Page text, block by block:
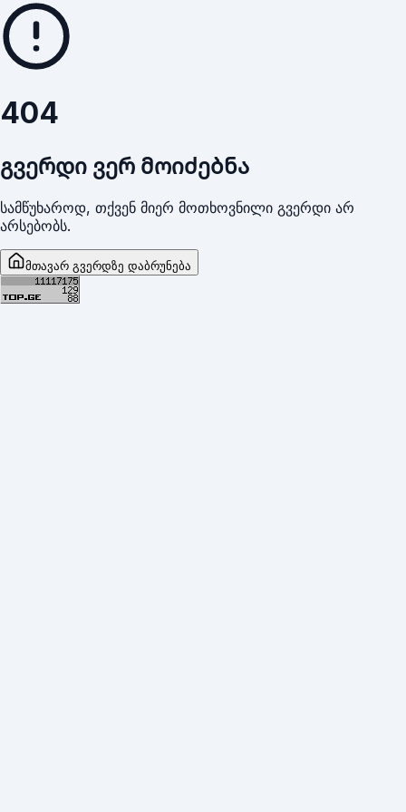
404
გვერდი ვერ მოიძებნა
სამწუხაროდ, თქვენ მიერ მოთხოვნილი გვერდი არ
არსებობს.
მთავარ გვერდზე დაბრუნება